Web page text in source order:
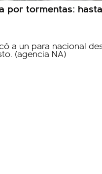
por tormentas: